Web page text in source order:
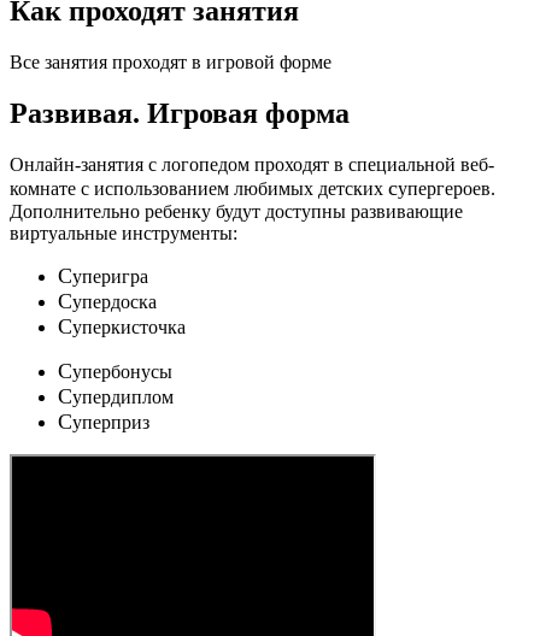
Как проходят занятия
Все занятия проходят в игровой форме
Развивая. Игровая форма
Онлайн-занятия с логопедом проходят в специальной веб-
комнате с использованием любимых детских cупергероев.
Дополнительно ребенку будут доступны развивающие
виртуальные инструменты:
Cуперигра
Cупердоска
Cуперкисточка
Cупербонусы
Cупердиплом
Cуперприз